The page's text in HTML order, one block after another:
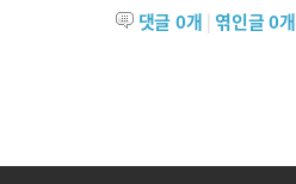
댓글0개 |엮인글0개